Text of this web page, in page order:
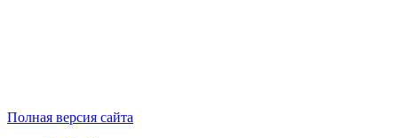
Полная версия сайта